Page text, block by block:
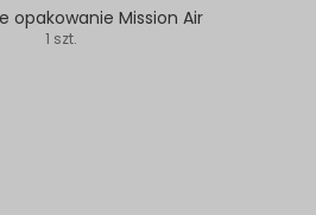
opakowanie Mission Air
1 szt.